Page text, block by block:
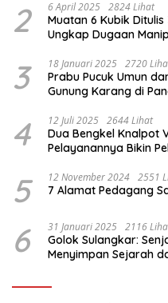
2 6 April 2025 2824 Lihat
Muatan 6 Kubik Ditulis
Ungkap Dugaan
3 18 Januari 2025 2720
Prabu Pucuk Umun
Gunung Karang di
4 12 Juli 2025 2644 Lihat
Dua Bengkel Knalpot
Pelayanannya Bikin
5 12 November 2024 2551
7 Alamat Pedagang
6 31 Januari 2025 2116
Golok Sulangkar:
Menyimpan Sejarah